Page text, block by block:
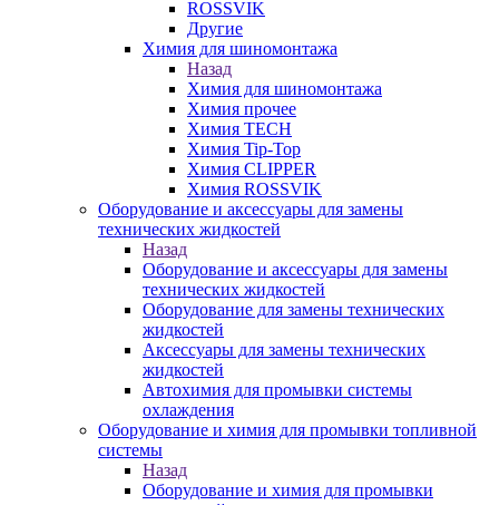
ROSSVIK
Другие
Химия для шиномонтажа
Назад
Химия для шиномонтажа
Химия прочее
Химия TECH
Химия Tip-Top
Химия CLIPPER
Химия ROSSVIK
Оборудование и аксессуары для замены
технических жидкостей
Назад
Оборудование и аксессуары для замены
технических жидкостей
Оборудование для замены технических
жидкостей
Аксессуары для замены технических
жидкостей
Автохимия для промывки системы
охлаждения
Оборудование и химия для промывки топливной
системы
Назад
Оборудование и химия для промывки